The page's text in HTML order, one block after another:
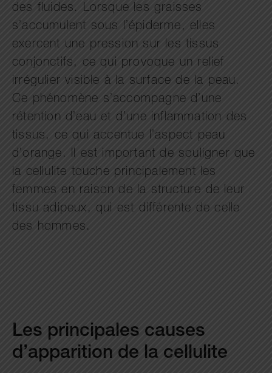
des fluides. Lorsque les graisses
s’accumulent sous l’épiderme, elles
exercent une pression sur les tissus
conjonctifs, ce qui provoque un relief
irrégulier visible à la surface de la peau.
Ce phénomène s’accompagne d’une
rétention d’eau et d’une inflammation des
tissus, ce qui accentue l’aspect peau
d’orange. Il est important de souligner que
la cellulite touche principalement les
femmes en raison de la structure de leur
tissu adipeux, qui est différente de celle
des hommes.
Les principales causes
d’apparition de la cellulite